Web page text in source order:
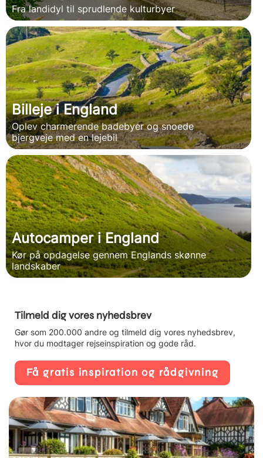
Fra landidyl til sprudlende kulturbyer
Billeje i England
Oplev charmerende badebyer og snoede
bjergveje med en lejebil
Autocamper i England
Kør på opdagelse gennem Englands skønne
landskaber
Tilmeld dig vores nyhedsbrev
Gør som 200.000 andre og tilmeld dig vores nyhedsbrev,
hvor du modtager rejseinspiration og gode råd.
Få gratis inspiration og rådgivning